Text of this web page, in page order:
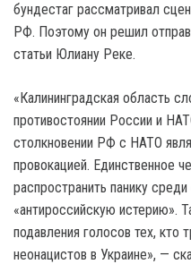
бундестаг рассматривал
РФ. Поэтому он решил
статьи Юлиану Реке.
«Калининградская область
противостоянии России и
столкновении РФ с HATO
провокацией. Единственное
распространить панику
«антироссийскую истерию».
подавления голосов тех,
неонацистов в Украине», —